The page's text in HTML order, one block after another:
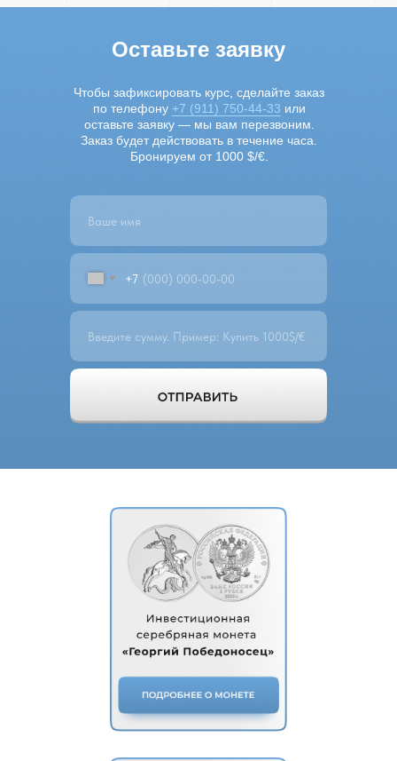
Оставьте заявку
Чтобы зафиксировать курс, сделайте заказ
по телефону +7 (911) 750-44-33 или
оставьте заявку — мы вам перезвоним.
Заказ будет действовать в течение часа.
Бронируем от 1000 $/€.
+7